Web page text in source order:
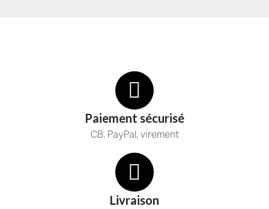
Paiement sécurisé
CB, PayPal, virement
Livraison